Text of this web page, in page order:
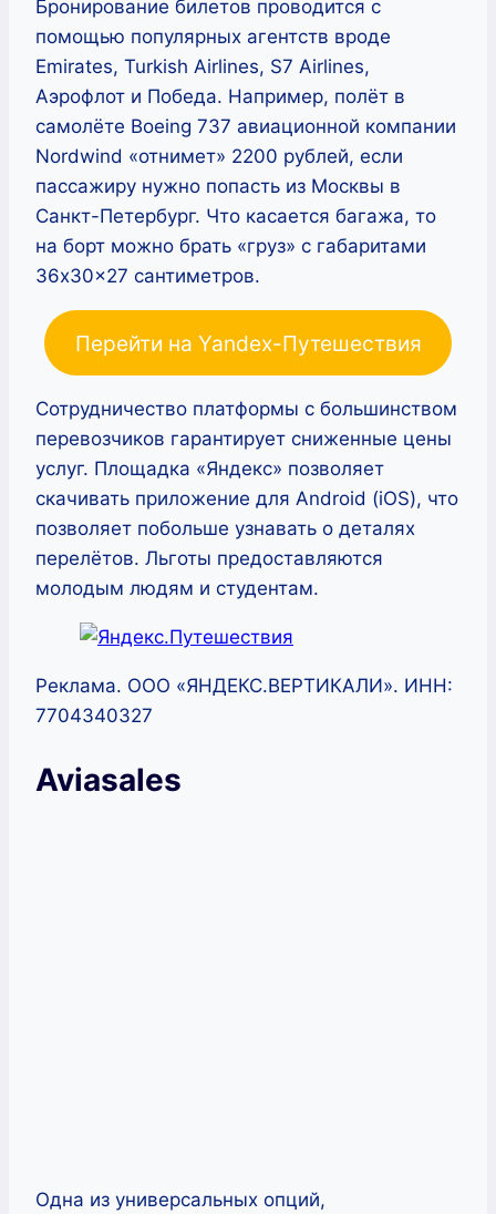
Бронирование билетов проводится с
помощью популярных агентств вроде
Emirates, Turkish Airlines, S7 Airlines,
Аэрофлот и Победа. Например, полёт в
самолёте Boeing 737 авиационной компании
Nordwind «отнимет» 2200 рублей, если
пассажиру нужно попасть из Москвы в
Санкт-Петербург. Что касается багажа, то
на борт можно брать «груз» с габаритами
36x30x27 сантиметров.
Перейти на Yandex-Путешествия
Сотрудничество платформы с большинством
перевозчиков гарантирует сниженные цены
услуг. Площадка «Яндекс» позволяет
скачивать приложение для Android (iOS), что
позволяет побольше узнавать о деталях
перелётов. Льготы предоставляются
молодым людям и студентам.
Реклама. ООО «ЯНДЕКС.ВЕРТИКАЛИ». ИНН:
7704340327
Aviasales
Одна из универсальных опций,